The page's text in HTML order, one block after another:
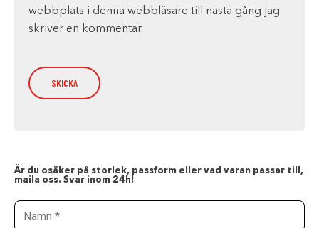
webbplats i denna webbläsare till nästa gång jag
skriver en kommentar.
Är du osäker på storlek, passform eller vad varan passar till,
maila oss. Svar inom 24h!